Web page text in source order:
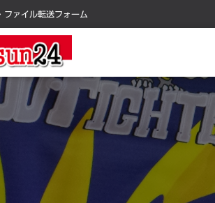
ファイル転送フォーム